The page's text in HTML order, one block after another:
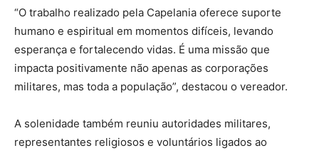
“O trabalho realizado pela Capelania oferece suporte
humano e espiritual em momentos difíceis, levando
esperança e fortalecendo vidas. É uma missão que
impacta positivamente não apenas as corporações
militares, mas toda a população”, destacou o vereador.
A solenidade também reuniu autoridades militares,
representantes religiosos e voluntários ligados ao